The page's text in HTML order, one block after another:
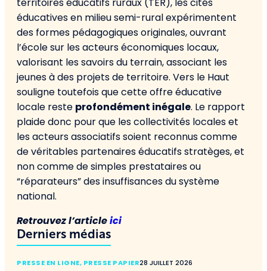
éducatives en milieu semi-rural expérimentent
des formes pédagogiques originales, ouvrant
l’école sur les acteurs économiques locaux,
valorisant les savoirs du terrain, associant les
jeunes à des projets de territoire. Vers le Haut
souligne toutefois que cette offre éducative
locale reste profondément inégale. Le rapport
plaide donc pour que les collectivités locales et
les acteurs associatifs soient reconnus comme
de véritables partenaires éducatifs stratèges, et
non comme de simples prestataires ou
“réparateurs” des insuffisances du système
national.
Retrouvez l’articleici
Derniers médias
PRESSE EN LIGNE, PRESSE PAPIER28 JUILLET 2026